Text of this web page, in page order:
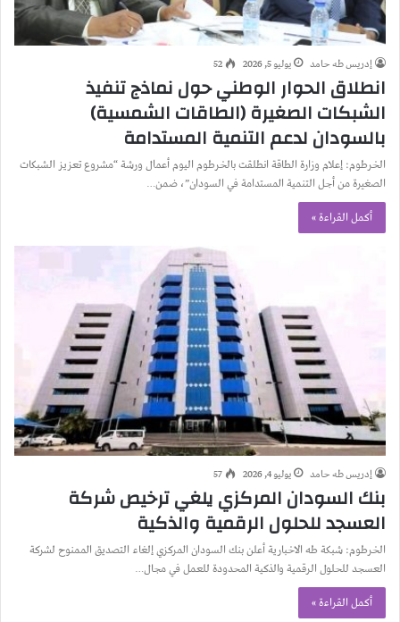
إدريس طه حامد يوليو 5, 2026 52
انطلاق الحوار الوطني حول نماذج تنفيذ
الشبكات الصغيرة (الطاقات الشمسية)
بالسودان لدعم التنمية المستدامة
الخرطوم: إعلام وزارة الطاقة انطلقت بالخرطوم اليوم أعمال ورشة “مشروع تعزيز الشبكات
الصغيرة من أجل التنمية المستدامة في السودان”، ضمن…
أكمل القراءة »
إدريس طه حامد يوليو 4, 2026 57
بنك السودان المركزي يلغي ترخيص شركة
العسجد للحلول الرقمية والذكية
الخرطوم: شبكة طه الاخبارية أعلن بنك السودان المركزي إلغاء التصديق الممنوح لشركة
العسجد للحلول الرقمية والذكية المحدودة للعمل في مجال…
أكمل القراءة »